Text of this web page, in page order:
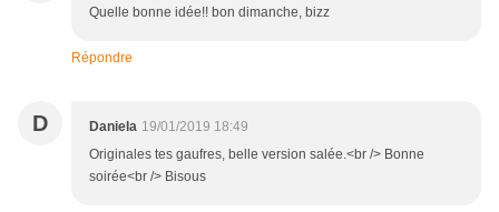
Quelle bonne idée!! bon dimanche, bizz
Répondre
D Daniela 19/01/2019 18:49
Originales tes gaufres, belle version salée.<br /> Bonne
soirée<br /> Bisous